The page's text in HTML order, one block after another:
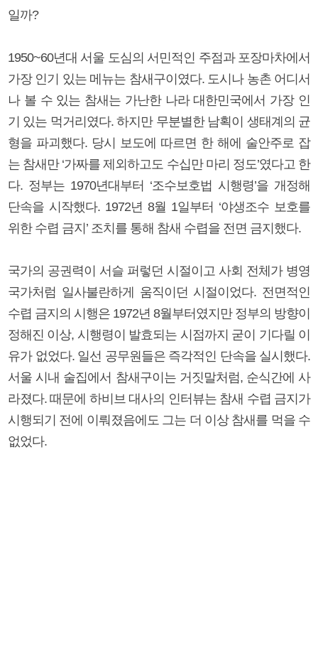
일까?
1950~60년대 서울 도심의 서민적인 주점과 포장마차에서
가장 인기 있는 메뉴는 참새구이였다. 도시나 농촌 어디서
나 볼 수 있는 참새는 가난한 나라 대한민국에서 가장 인
기 있는 먹거리였다. 하지만 무분별한 남획이 생태계의 균
형을 파괴했다. 당시 보도에 따르면 한 해에 술안주로 잡
는 참새만 ‘가짜를 제외하고도 수십만 마리 정도’였다고 한
다. 정부는 1970년대부터 ‘조수보호법 시행령’을 개정해
단속을 시작했다. 1972년 8월 1일부터 ‘야생조수 보호를
위한 수렵 금지’ 조치를 통해 참새 수렵을 전면 금지했다.
국가의 공권력이 서슬 퍼렇던 시절이고 사회 전체가 병영
국가처럼 일사불란하게 움직이던 시절이었다. 전면적인
수렵 금지의 시행은 1972년 8월부터였지만 정부의 방향이
정해진 이상, 시행령이 발효되는 시점까지 굳이 기다릴 이
유가 없었다. 일선 공무원들은 즉각적인 단속을 실시했다.
서울 시내 술집에서 참새구이는 거짓말처럼, 순식간에 사
라졌다. 때문에 하비브 대사의 인터뷰는 참새 수렵 금지가
시행되기 전에 이뤄졌음에도 그는 더 이상 참새를 먹을 수
없었다.